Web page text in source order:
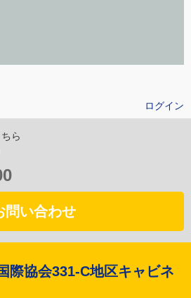
ログイン
ら
問い合わせ
際協会331-C地区キャビネ